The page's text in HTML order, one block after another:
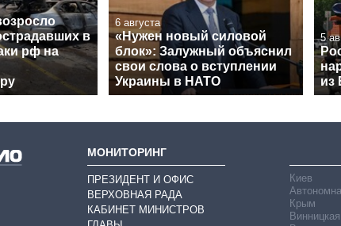
в
рф на
6 августа
«Нужен новый силовой
блок»: Залужный объяснил
свои слова о вступлении
Украины в НАТО
5
из
МОНИТОРИНГ
ПРЕЗИДЕНТ И ОФИС
ВЕРХОВНАЯ РАДА
КАБИНЕТ МИНИСТРОВ
Киев
Крым